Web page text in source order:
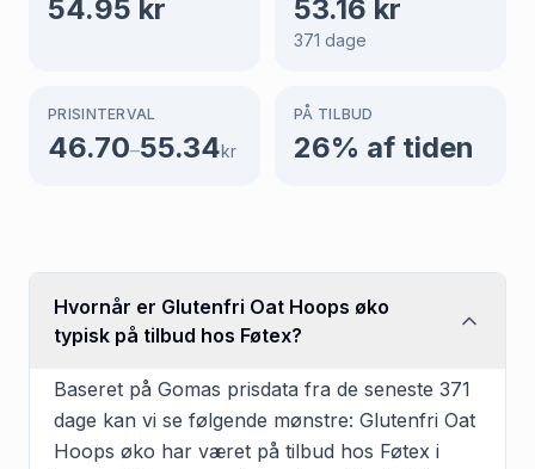
54.95 kr 53.16 kr
371 dage
PRISINTERVAL
46.70–55.34kr
PÅ TILBUD
26% af tiden
Hvornår er Glutenfri Oat Hoops øko
typisk på tilbud hos Føtex?
Baseret på Gomas prisdata fra de seneste 371
dage kan vi se følgende mønstre: Glutenfri Oat
Hoops øko har været på tilbud hos Føtex i